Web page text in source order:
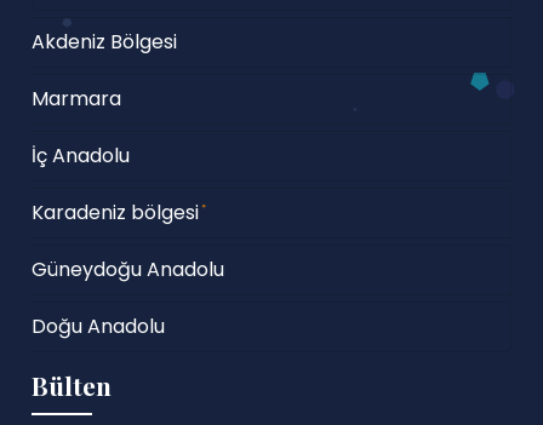
Akdeniz Bölgesi
Marmara
İç Anadolu
Karadeniz bölgesi
Güneydoğu Anadolu
Doğu Anadolu
Bülten